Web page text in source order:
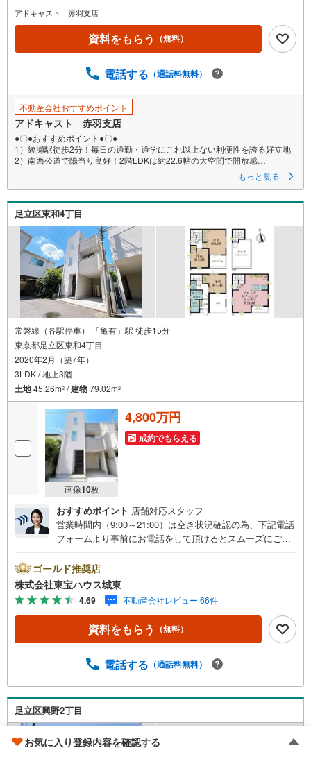
ペ
ジ
存
す
る
アドキャスト 赤羽支店
資料をもらう （無料）
電話する （通話料無料）
不動産会社おすすめポイント
アドキャスト 赤羽支店
●〇●おすすめポイント●〇●
1）綾瀬駅徒歩2分！毎日の通勤・通学にこれ以上ない利便性を誇る好立地
2）南西公道で陽当り良好！2階LDKは約22.6帖の大空間で開放感
現地見学とあわせて周辺の住環境もご案内可能です。
建物に関するご質問もお気軽にご質問ください。
〇お問合せお待ちしております〇
【営業時間9:00～20:00】
定休日はございませんので、お仕事の合間でもご案内は可能です。物件見
学、ローン相談、その他些細なことでも気になることがあれば是非ご連絡
をください。
〇気軽にご案内やご来店できるポイント〇
【1】キッズルームあり。お子様にはおもちゃ、絵本などのご用意をしてい
ますので、お子様連れでもお気軽にご来店ください。
【2】ご条件に近い物件も合わせてご紹介をさせて頂きます。近隣物件やご
希望に合わせてその他の物件もご用意をさせて頂きます。
【3】ご連絡の方法は、お客様のご希望に合わせてショートメールやLINEで
のやり取りも大丈夫です。
もっと見る
足立区東和4丁目
常磐線（各駅停車） 「亀有」駅 徒歩15分
東京都足立区東和4丁目
2020年2月（築7年）
3LDK / 地上3階
土地45.26m2 /建物79.02m2
画像10枚
4,800万円
成約でもらえる
おすすめポイント 店舗対応スタッフ
営業時間内（9:00～21:00）は空き状況確認の為、下記電話
フォームより事前にお電話をして頂けるとスムーズにご案
カレンダーの作成▽ご購入後もお客様の人生のパートナー
として暮らしの「安心」を守り続けます。【Yahoo！ 不動
産キャンペーン対象店舗】当店で物件を成約するとPayPay
ボーナスライトがもらえる「Yahoo！ 不動産 物件ご成約キ
ャンペーン」の対象になります。「資料をもらう」「見学
予約をする」ボタンからお問い合わせください。※必ずYah
スライトは出金と譲渡はできません。ご案内・詳細な資料
時受け付けております！■頭金0円からのご購入可能です■
（諸費用もOK）お気軽にお問い合わせください。
ゴールド推奨店
株式会社東宝ハウス城東
4.69 不動産会社レビュー 66件
資料をもらう （無料）
電話する （通話料無料）
足立区興野2丁目
お気に入り登録内容を確認する